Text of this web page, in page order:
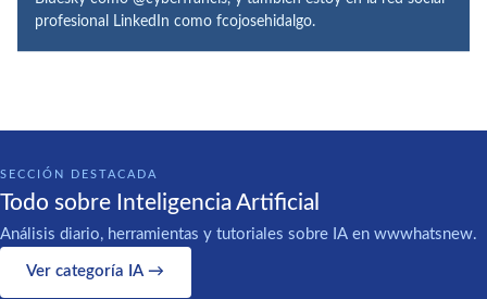
profesional LinkedIn como fcojosehidalgo.
SECCIÓN DESTACADA
Todo sobre Inteligencia Artificial
Análisis diario, herramientas y tutoriales sobre IA en wwwhatsnew.
Ver categoría IA →